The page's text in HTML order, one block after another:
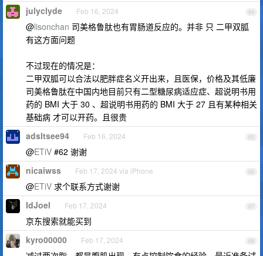
64
julyclyde Feb 16, 2024
@lisonchan 司美格鲁肽也有胃肠道反应的。并非 只 二甲双胍
有这方面问题
不过现在的情况是：
二甲双胍可以合法以肥胖症名义开出来，且医保，价格及其低廉
司美格鲁肽在中国内地目前只有二型糖尿病适应症、超说明书用
药的 BMI 大于 30 、超说明书用药的 BMI 大于 27 且有某种相关
基础病 才可以开药。且很贵
65
adsltsee94 Feb 16, 2024
@ETiV #62 谢谢
66
nicaiwss Feb 17, 2024 via iPhone
@ETiV 求个联系方式谢谢
67
IdJoel Feb 17, 2024
京东搜索就能买到
68
kyro00000 Feb 17, 2024